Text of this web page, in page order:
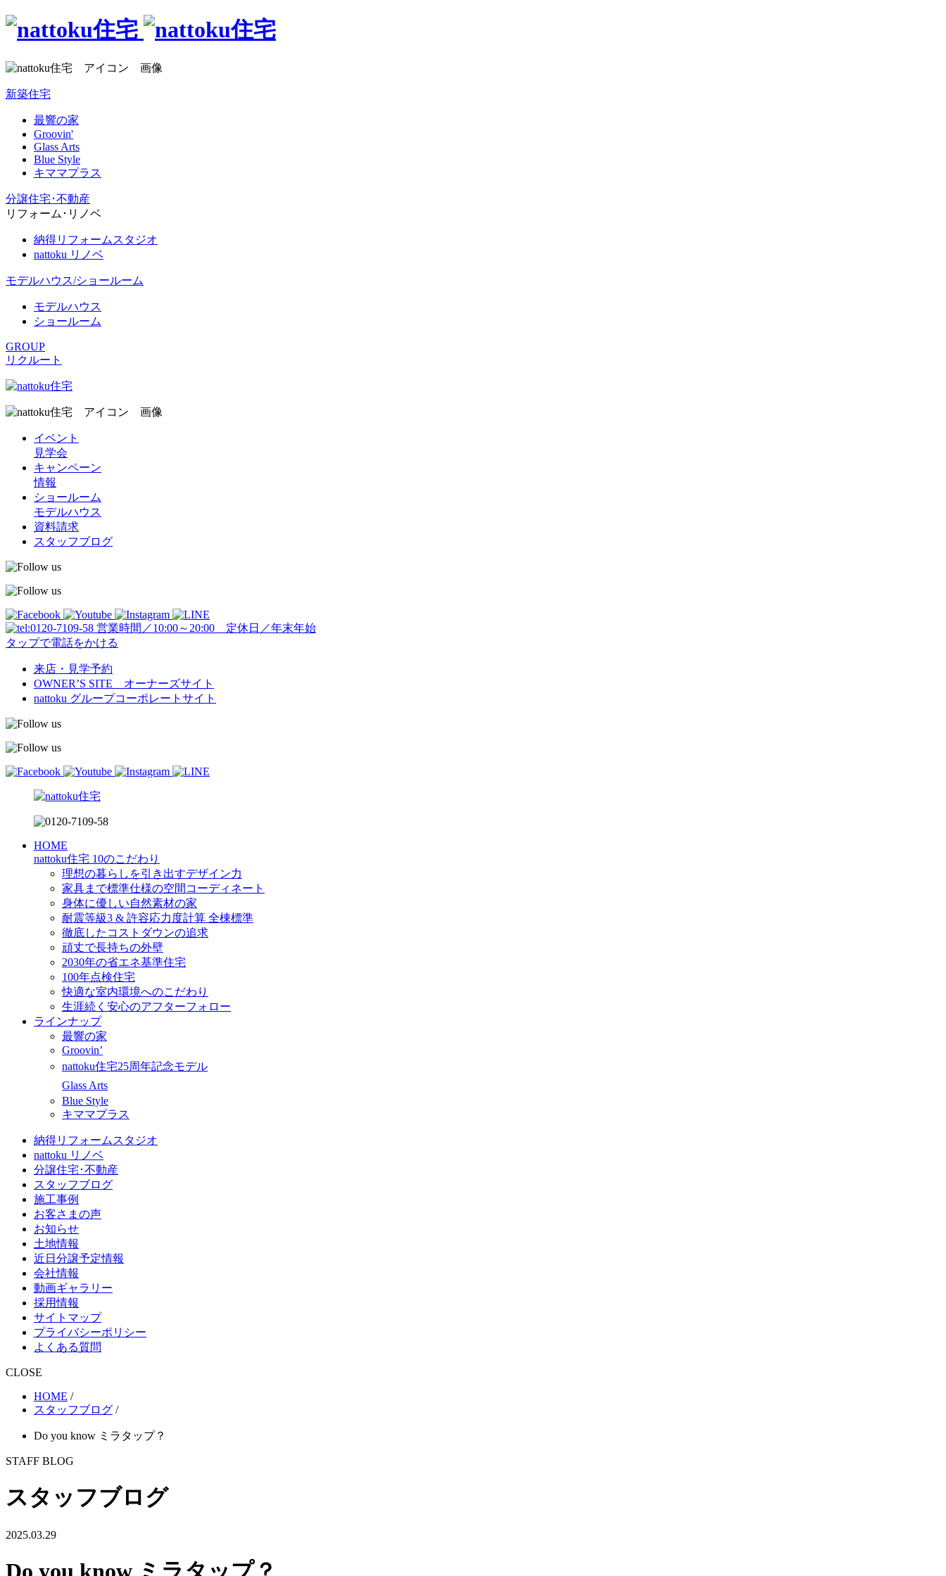
新築住宅
最響の家
Groovin'
Glass Arts
Blue Style
キママプラス
分譲住宅･不動産
リフォーム･リノベ
納得リフォームスタジオ
nattoku リノベ
モデルハウス/ショールーム
モデルハウス
ショールーム
GROUP
リクルート
イベント
見学会
キャンペーン
情報
ショールーム
モデルハウス
資料請求
スタッフブログ
営業時間／10:00～20:00 定休日／年末年始
タップで電話をかける
来店・見学予約
OWNER’S SITE オーナーズサイト
nattoku グループコーポレートサイト
HOME
nattoku住宅 10のこだわり
理想の暮らしを引き出すデザイン力
家具まで標準仕様の空間コーディネート
身体に優しい自然素材の家
耐震等級3 & 許容応力度計算 全棟標準
徹底したコストダウンの追求
頑丈で長持ちの外壁
2030年の省エネ基準住宅
100年点検住宅
快適な室内環境へのこだわり
生涯続く安心のアフターフォロー
ラインナップ
最響の家
Groovin’
nattoku住宅25周年記念モデル
Glass Arts
Blue Style
キママプラス
納得リフォームスタジオ
nattoku リノベ
分譲住宅･不動産
スタッフブログ
施工事例
お客さまの声
お知らせ
土地情報
近日分譲予定情報
会社情報
動画ギャラリー
採用情報
サイトマップ
プライバシーポリシー
よくある質問
CLOSE
HOME /
スタッフブログ /
Do you know ミラタップ？
STAFF BLOG
スタッフブログ
2025.03.29